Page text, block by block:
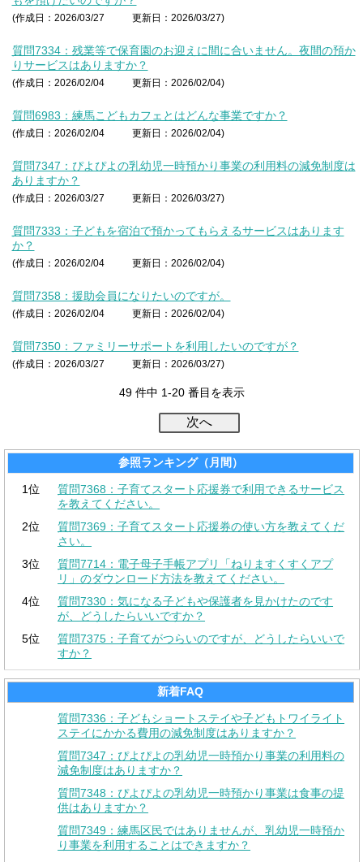
(作成日：2026/03/27 更新日：2026/03/27)
質問7334：残業等で保育園のお迎えに間に合いません。夜間の預か
りサービスはありますか？
(作成日：2026/02/04 更新日：2026/02/04)
質問6983：練馬こどもカフェとはどんな事業ですか？
(作成日：2026/02/04 更新日：2026/02/04)
質問7347：ぴよぴよの乳幼児一時預かり事業の利用料の減免制度は
ありますか？
(作成日：2026/03/27 更新日：2026/03/27)
質問7333：子どもを宿泊で預かってもらえるサービスはあります
か？
(作成日：2026/02/04 更新日：2026/02/04)
質問7358：援助会員になりたいのですが。
(作成日：2026/02/04 更新日：2026/02/04)
質問7350：ファミリーサポートを利用したいのですが？
(作成日：2026/03/27 更新日：2026/03/27)
49 件中 1-20 番目を表示
参照ランキング（月間）
1位
質問7368：子育てスタート応援券で利用できるサービス
を教えてください。
2位
質問7369：子育てスタート応援券の使い方を教えてくだ
さい。
3位
質問7714：電子母子手帳アプリ「ねりますくすくアプ
リ」のダウンロード方法を教えてください。
4位
質問7330：気になる子どもや保護者を見かけたのです
が、どうしたらいいですか？
5位
質問7375：子育てがつらいのですが、どうしたらいいで
すか？
新着FAQ
質問7336：子どもショートステイや子どもトワイライト
ステイにかかる費用の減免制度はありますか？
質問7347：ぴよぴよの乳幼児一時預かり事業の利用料の
減免制度はありますか？
質問7348：ぴよぴよの乳幼児一時預かり事業は食事の提
供はありますか？
質問7349：練馬区民ではありませんが、乳幼児一時預か
り事業を利用することはできますか？